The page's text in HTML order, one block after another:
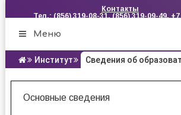
Контакты
Тел.: (856) 319-08-31, (856) 319-09-49,
Меню
Институт Сведения об
Основные сведения